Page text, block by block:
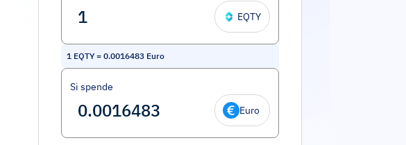
EQTY
1 EQTY = 0.0016483 Euro
Si spende
Euro